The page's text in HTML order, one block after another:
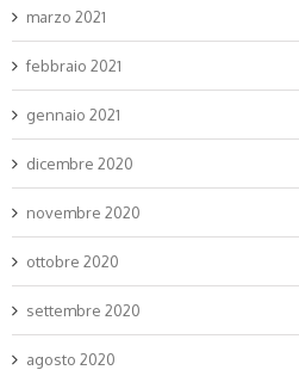
marzo 2021
febbraio 2021
gennaio 2021
dicembre 2020
novembre 2020
ottobre 2020
settembre 2020
agosto 2020